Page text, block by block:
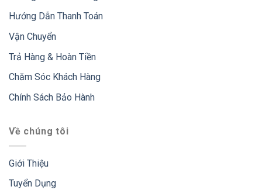
Hướng Dẫn Thanh Toán
Vận Chuyển
Trả Hàng & Hoàn Tiền
Chăm Sóc Khách Hàng
Chính Sách Bảo Hành
Về chúng tôi
Giới Thiệu
Tuyển Dụng